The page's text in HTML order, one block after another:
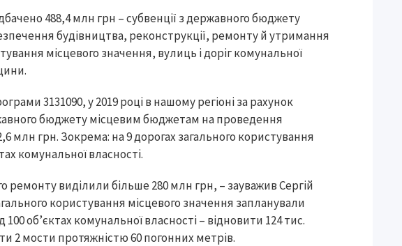
488,4 млн грн – субвенції з державного бюджету
будівництва, реконструкції, ремонту й утримання
місцевого значення, вулиць і доріг комунальної
3131090, у 2019 році в нашому регіоні за рахунок
бюджету місцевим бюджетам на проведення
млн грн. Зокрема: на 9 дорогах загального користування
комунальної власності.
ремонту виділили більше 280 млн грн, – зауважив Сергій
користування місцевого значення запланували
об’єктах комунальної власності – відновити 124 тис.
2 мости протяжністю 60 погонних метрів.